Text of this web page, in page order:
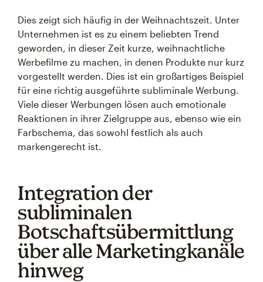
Dies zeigt sich häufig in der Weihnachtszeit. Unter
Unternehmen ist es zu einem beliebten Trend
geworden, in dieser Zeit kurze, weihnachtliche
Werbefilme zu machen, in denen Produkte nur kurz
vorgestellt werden. Dies ist ein großartiges Beispiel
für eine richtig ausgeführte subliminale Werbung.
Viele dieser Werbungen lösen auch emotionale
Reaktionen in ihrer Zielgruppe aus, ebenso wie ein
Farbschema, das sowohl festlich als auch
markengerecht ist.
Integration der
subliminalen
Botschaftsübermittlung
über alle Marketingkanäle
hinweg